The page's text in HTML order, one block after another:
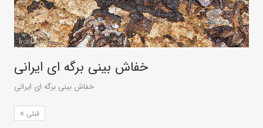
خفاش بینی برگه‌ ای ایرانی
خفاش بینی برگه‌ ای ایرانی
قبلی